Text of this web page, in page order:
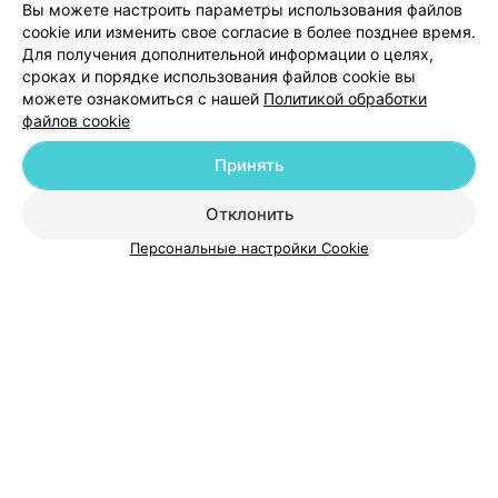
Добавить специалиста
Вы можете настроить параметры использования файлов
cookie или изменить свое согласие в более позднее время.
Для получения дополнительной информации о целях,
сроках и порядке использования файлов cookie вы
можете ознакомиться с нашей Политикой обработки
файлов cookie
Отклонить
Принять
Персональные настройки Cookie